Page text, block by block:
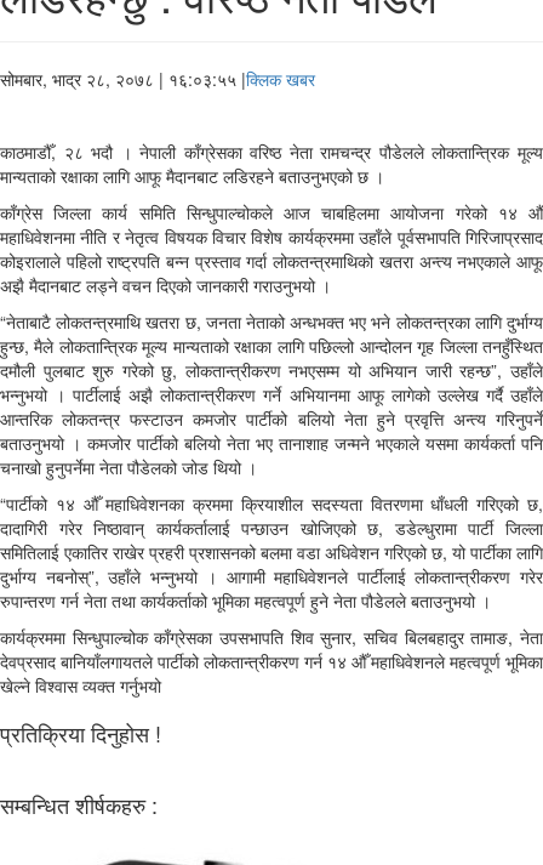
सोमबार, भाद्र २८, २०७८ | १६:०३:५५ |क्लिक खबर
काठमाडौँ, २८ भदौ । नेपाली काँग्रेसका वरिष्ठ नेता रामचन्द्र पौडेलले लोकतान्त्रिक मूल्य
मान्यताको रक्षाका लागि आफू मैदानबाट लडिरहने बताउनुभएको छ ।
काँग्रेस जिल्ला कार्य समिति सिन्धुपाल्चोकले आज चाबहिलमा आयोजना गरेको १४ औँ
महाधिवेशनमा नीति र नेतृत्व विषयक विचार विशेष कार्यक्रममा उहाँले पूर्वसभापति गिरिजाप्रसाद
कोइरालाले पहिलो राष्ट्रपति बन्न प्रस्ताव गर्दा लोकतन्त्रमाथिको खतरा अन्त्य नभएकाले आफू
अझै मैदानबाट लड्ने वचन दिएको जानकारी गराउनुभयो ।
“नेताबाटै लोकतन्त्रमाथि खतरा छ, जनता नेताको अन्धभक्त भए भने लोकतन्त्रका लागि दुर्भाग्य
हुन्छ, मैले लोकतान्त्रिक मूल्य मान्यताको रक्षाका लागि पछिल्लो आन्दोलन गृह जिल्ला तनहुँस्थित
दमौली पुलबाट शुरु गरेको छु, लोकतान्त्रीकरण नभएसम्म यो अभियान जारी रहन्छ”, उहाँले
भन्नुभयो । पार्टीलाई अझै लोकतान्त्रीकरण गर्ने अभियानमा आफू लागेको उल्लेख गर्दै उहाँले
आन्तरिक लोकतन्त्र फस्टाउन कमजोर पार्टीको बलियो नेता हुने प्रवृत्ति अन्त्य गरिनुपर्ने
बताउनुभयो । कमजोर पार्टीको बलियो नेता भए तानाशाह जन्मने भएकाले यसमा कार्यकर्ता पनि
चनाखो हुनुपर्नेमा नेता पौडेलको जोड थियो ।
“पार्टीको १४ औँ महाधिवेशनका क्रममा क्रियाशील सदस्यता वितरणमा धाँधली गरिएको छ,
दादागिरी गरेर निष्ठावान् कार्यकर्तालाई पन्छाउन खोजिएको छ, डडेल्धुरामा पार्टी जिल्ला
समितिलाई एकातिर राखेर प्रहरी प्रशासनको बलमा वडा अधिवेशन गरिएको छ, यो पार्टीका लागि
दुर्भाग्य नबनोस्”, उहाँले भन्नुभयो । आगामी महाधिवेशनले पार्टीलाई लोकतान्त्रीकरण गरेर
रुपान्तरण गर्न नेता तथा कार्यकर्ताको भूमिका महत्वपूर्ण हुने नेता पौडेलले बताउनुभयो ।
कार्यक्रममा सिन्धुपाल्चोक काँग्रेसका उपसभापति शिव सुनार, सचिव बिलबहादुर तामाङ, नेता
देवप्रसाद बानियाँलगायतले पार्टीको लोकतान्त्रीकरण गर्न १४ औँ महाधिवेशनले महत्वपूर्ण भूमिका
खेल्ने विश्वास व्यक्त गर्नुभयो
प्रतिक्रिया दिनुहोस !
सम्बन्धित शीर्षकहरु :